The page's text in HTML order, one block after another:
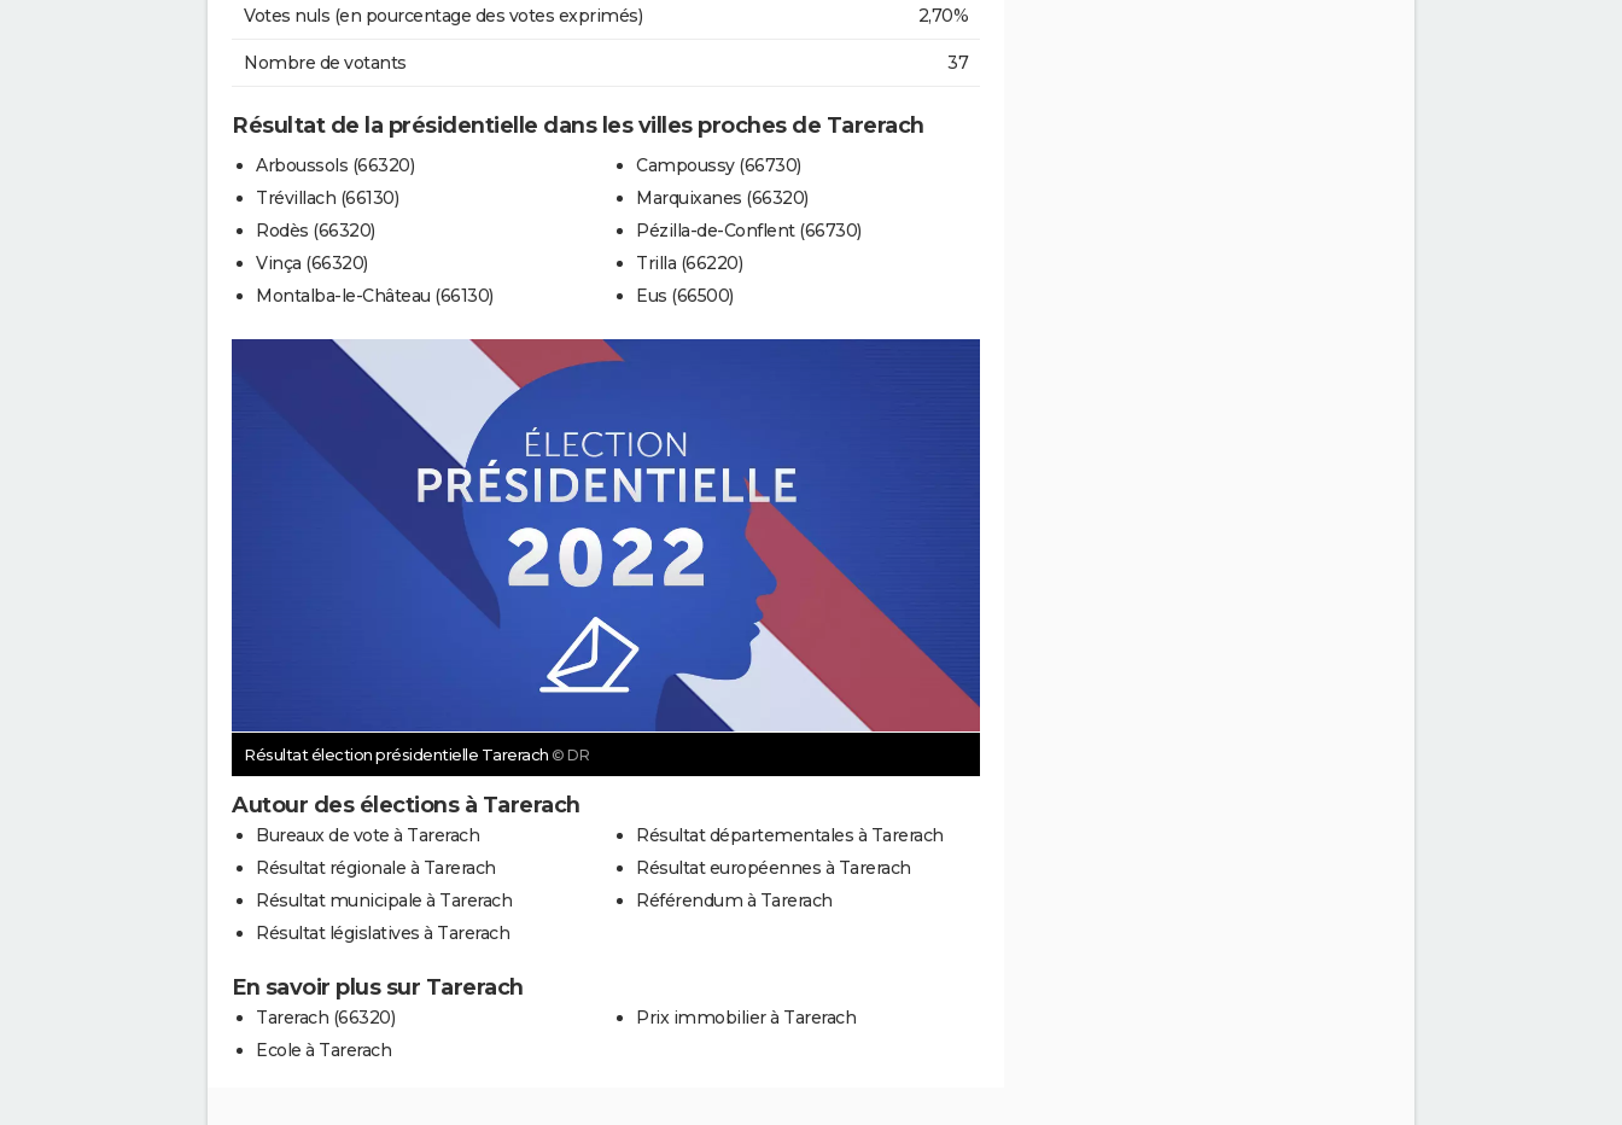
Votes nuls (en pourcentage des votes exprimés) 2,70%
Nombre de votants 37
Résultat de la présidentielle dans les villes proches de Tarerach
Arboussols (66320)
Trévillach (66130)
Rodès (66320)
Vinça (66320)
Montalba-le-Château (66130)
Campoussy (66730)
Marquixanes (66320)
Pézilla-de-Conflent (66730)
Trilla (66220)
Eus (66500)
Résultat élection présidentielle Tarerach © DR
Autour des élections à Tarerach
Bureaux de vote à Tarerach
Résultat régionale à Tarerach
Résultat municipale à Tarerach
Résultat législatives à Tarerach
Résultat départementales à Tarerach
Résultat européennes à Tarerach
Référendum à Tarerach
En savoir plus sur Tarerach
Tarerach (66320)
Ecole à Tarerach
Prix immobilier à Tarerach